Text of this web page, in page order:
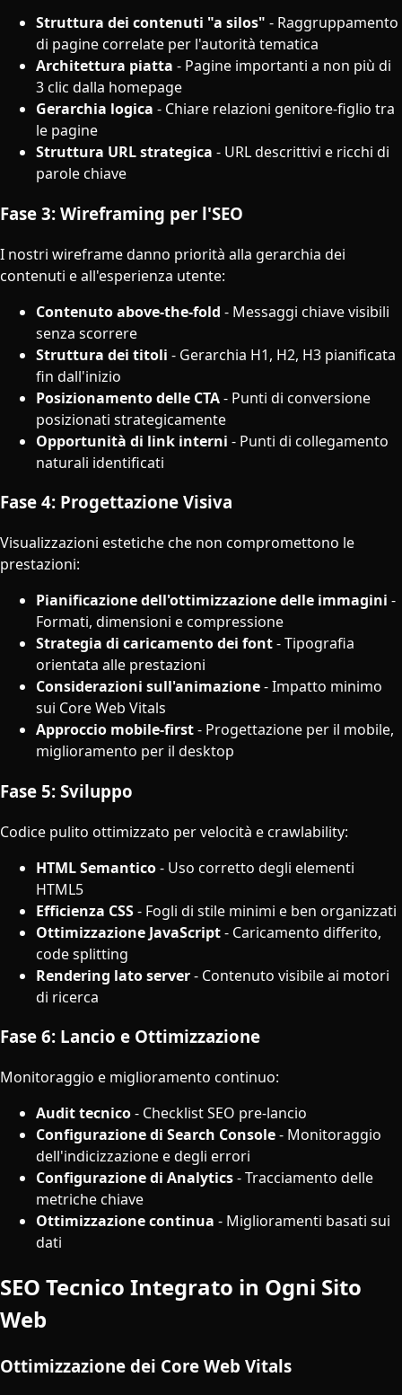
Struttura dei contenuti "a silos" - Raggruppamento
di pagine correlate per l'autorità tematica
Architettura piatta - Pagine importanti a non più di
3 clic dalla homepage
Gerarchia logica - Chiare relazioni genitore-figlio tra
le pagine
Struttura URL strategica - URL descrittivi e ricchi di
parole chiave
Fase 3: Wireframing per l'SEO
I nostri wireframe danno priorità alla gerarchia dei
contenuti e all'esperienza utente:
Contenuto above-the-fold - Messaggi chiave visibili
senza scorrere
Struttura dei titoli - Gerarchia H1, H2, H3 pianificata
fin dall'inizio
Posizionamento delle CTA- Punti di conversione
posizionati strategicamente
Opportunità di link interni - Punti di collegamento
naturali identificati
Fase 4: Progettazione Visiva
Visualizzazioni estetiche che non compromettono le
prestazioni:
Pianificazione dell'ottimizzazione delle immagini -
Formati, dimensioni e compressione
Strategia di caricamento dei font- Tipografia
orientata alle prestazioni
Considerazioni sull'animazione- Impatto minimo
sui Core Web Vitals
Approccio mobile-first- Progettazione per il mobile,
miglioramento per il desktop
Fase 5: Sviluppo
Codice pulito ottimizzato per velocità e crawlability:
HTML Semantico- Uso corretto degli elementi
HTML5
Efficienza CSS- Fogli di stile minimi e ben organizzati
Ottimizzazione JavaScript- Caricamento differito,
code splitting
Rendering lato server- Contenuto visibile ai motori
di ricerca
Fase 6: Lancio e Ottimizzazione
Monitoraggio e miglioramento continuo:
Audit tecnico- Checklist SEO pre-lancio
Configurazione di Search Console- Monitoraggio
dell'indicizzazione e degli errori
Configurazione di Analytics- Tracciamento delle
metriche chiave
Ottimizzazione continua - Miglioramenti basati sui
dati
SEO Tecnico Integrato in Ogni Sito
Web
Ottimizzazione dei Core Web Vitals